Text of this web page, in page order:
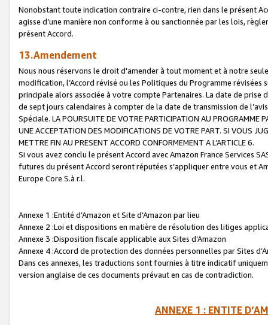
Nonobstant toute indication contraire ci-contre, rien dans le présent
agisse d’une manière non conforme à ou sanctionnée par les lois,
présent Accord.
13.Amendement
Nous nous réservons le droit d'amender à tout moment et à notre
modification, l’Accord révisé ou les Politiques du Programme
principale alors associée à votre compte Partenaires. La date de
de sept jours calendaires à compter de la date de transmission de
Spéciale. LA POURSUITE DE VOTRE PARTICIPATION AU PROGRAMME
UNE ACCEPTATION DES MODIFICATIONS DE VOTRE PART. SI VOUS
METTRE FIN AU PRESENT ACCORD CONFORMEMENT A L’ARTICLE 6.
Si vous avez conclu le présent Accord avec Amazon France Services
futures du présent Accord seront réputées s’appliquer entre vous et
Europe Core S.à r.l.
Annexe 1 :Entité d’Amazon et Site d’Amazon par lieu
Annexe 2 :Loi et dispositions en matière de résolution des litiges
Annexe 3 :Disposition fiscale applicable aux Sites d’Amazon
Annexe 4 :Accord de protection des données personnelles par Sites
Dans ces annexes, les traductions sont fournies à titre indicatif
version anglaise de ces documents prévaut en cas de contradiction.
ANNEXE 1 : ENTITE